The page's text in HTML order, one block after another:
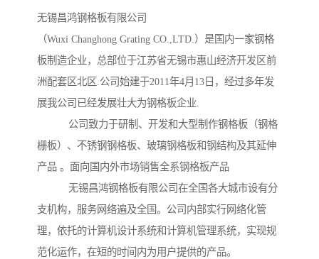
无锡昌鸿钢格板有限公司
（Wuxi Changhong Grating CO.,LTD.）是国内一家钢格
板制造企业，总部位于江苏省无锡市惠山经济开发区前
洲配套区北区.公司始建于2011年4月13日，经过多年发
展我公司已经发展壮大为钢格板企业.
公司致力于研制、开发和大型制作钢格板（钢格
栅板）、不锈钢钢格板、玻璃钢格板和钢结构及其延伸
产品 。面向国内外市场销售全系钢格板产品
无锡昌鸿钢格板有限公司在全国各大城市设有分
支机构，服务网络遍及全国。公司内部实行网络化管
理，依托的计算机设计系统和计算机管理系统，实现规
范化运作，在短的时间内为用户提供的产品。